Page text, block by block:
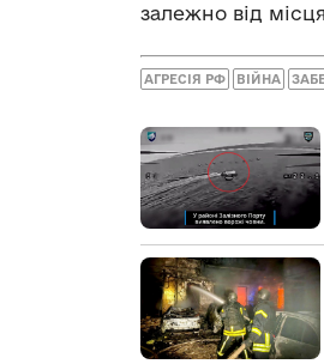
залежно від
АГРЕСІЯ РФ ВІЙНА